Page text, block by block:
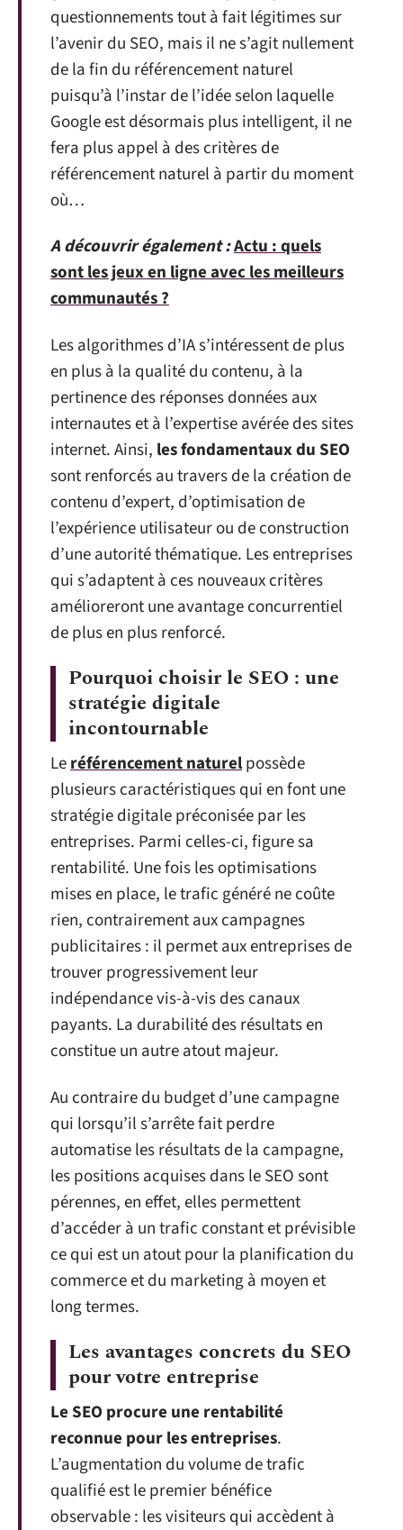
questionnements tout à fait légitimes sur
l’avenir du SEO, mais il ne s’agit nullement
de la fin du référencement naturel
puisqu’à l’instar de l’idée selon laquelle
Google est désormais plus intelligent, il ne
fera plus appel à des critères de
référencement naturel à partir du moment
où…
A découvrir également :Actu : quels
sont les jeux en ligne avec les meilleurs
communautés ?
Les algorithmes d’IA s’intéressent de plus
en plus à la qualité du contenu, à la
pertinence des réponses données aux
internautes et à l’expertise avérée des sites
internet. Ainsi, les fondamentaux du SEO
sont renforcés au travers de la création de
contenu d’expert, d’optimisation de
l’expérience utilisateur ou de construction
d’une autorité thématique. Les entreprises
qui s’adaptent à ces nouveaux critères
amélioreront une avantage concurrentiel
de plus en plus renforcé.
Pourquoi choisir le SEO : une
stratégie digitale
incontournable
Leréférencement naturelpossède
plusieurs caractéristiques qui en font une
stratégie digitale préconisée par les
entreprises. Parmi celles-ci, figure sa
rentabilité. Une fois les optimisations
mises en place, le trafic généré ne coûte
rien, contrairement aux campagnes
publicitaires : il permet aux entreprises de
trouver progressivement leur
indépendance vis-à-vis des canaux
payants. La durabilité des résultats en
constitue un autre atout majeur.
Au contraire du budget d’une campagne
qui lorsqu’il s’arrête fait perdre
automatise les résultats de la campagne,
les positions acquises dans le SEO sont
pérennes, en effet, elles permettent
d’accéder à un trafic constant et prévisible
ce qui est un atout pour la planification du
commerce et du marketing à moyen et
long termes.
Les avantages concrets du SEO
pour votre entreprise
Le SEO procure une rentabilité
reconnue pour les entreprises.
L’augmentation du volume de trafic
qualifié est le premier bénéfice
observable : les visiteurs qui accèdent à